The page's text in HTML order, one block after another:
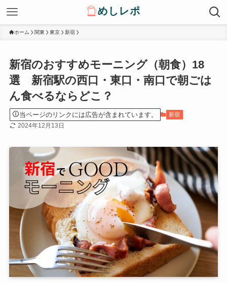
ホーム 関東 東京 新宿
新宿のおすすめモーニング（朝食）18
選 新宿駅の西口・東口・南口で朝ごは
ん食べるならどこ？
当ページのリンクには広告が含まれています。 新宿
2024年12月13日